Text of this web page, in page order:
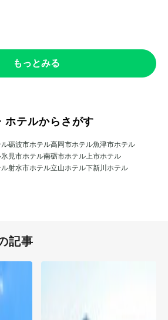
もっとみる
ホテルからさがす
砺波市ホテル高岡市ホテル魚津市ホテル
氷見市ホテル南砺市ホテル上市ホテル
射水市ホテル立山ホテル下新川ホテル
記事